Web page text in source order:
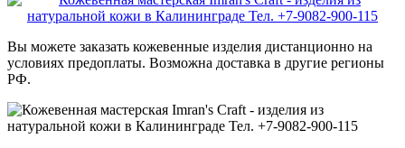
Вы можете заказать кожевенные изделия дистанционно на
условиях предоплаты. Возможна доставка в другие регионы
РФ.